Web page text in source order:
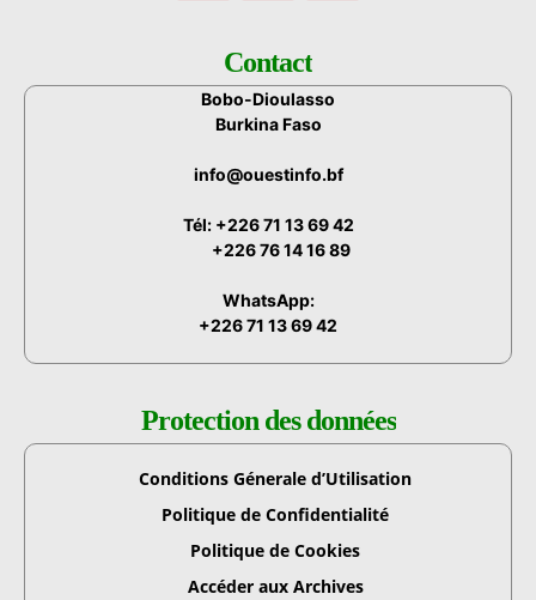
Contact
Bobo-Dioulasso
Burkina Faso
info@ouestinfo.bf
Tél: +226 71 13 69 42
+226 76 14 16 89
WhatsApp:
+226 71 13 69 42
Protection des données
Conditions Génerale d’Utilisation
Politique de Confidentialité
Politique de Cookies
Accéder aux Archives